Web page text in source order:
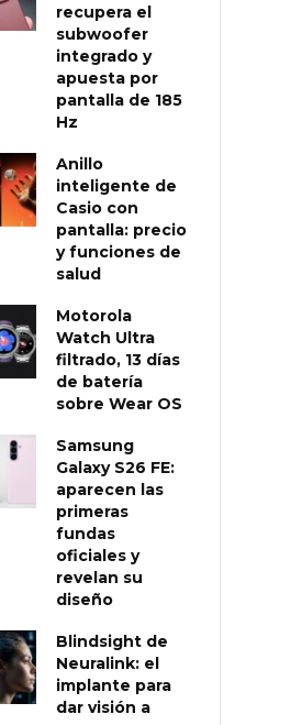
recupera el
subwoofer
integrado y
apuesta por
pantalla de 185
Hz
Anillo
inteligente de
Casio con
pantalla: precio
y funciones de
salud
Motorola
Watch Ultra
filtrado, 13 días
de batería
sobre Wear OS
Samsung
Galaxy S26 FE:
aparecen las
primeras
fundas
oficiales y
revelan su
diseño
Blindsight de
Neuralink: el
implante para
dar visión a